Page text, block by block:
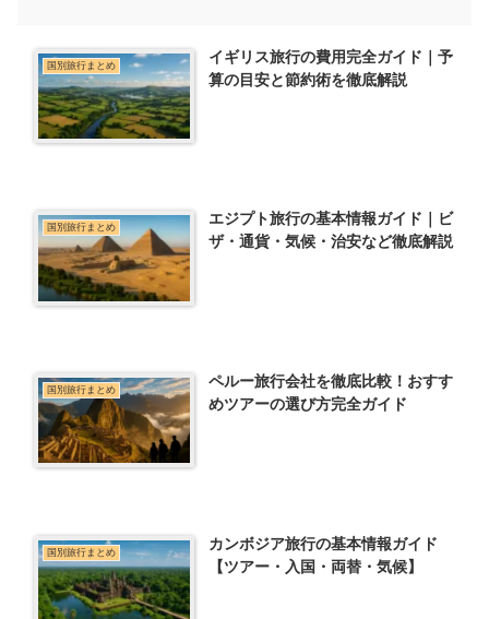
国別旅行まとめ
イギリス旅行の費用完全ガイド｜予
算の目安と節約術を徹底解説
国別旅行まとめ
エジプト旅行の基本情報ガイド｜ビ
ザ・通貨・気候・治安など徹底解説
国別旅行まとめ
ペルー旅行会社を徹底比較！おすす
めツアーの選び方完全ガイド
国別旅行まとめ
カンボジア旅行の基本情報ガイド
【ツアー・入国・両替・気候】